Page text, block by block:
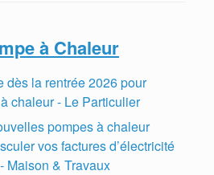
à Chaleur
dès la rentrée 2026 pour
chaleur - Le Particulier
pompes à chaleur
vos factures d’électricité
Maison & Travaux